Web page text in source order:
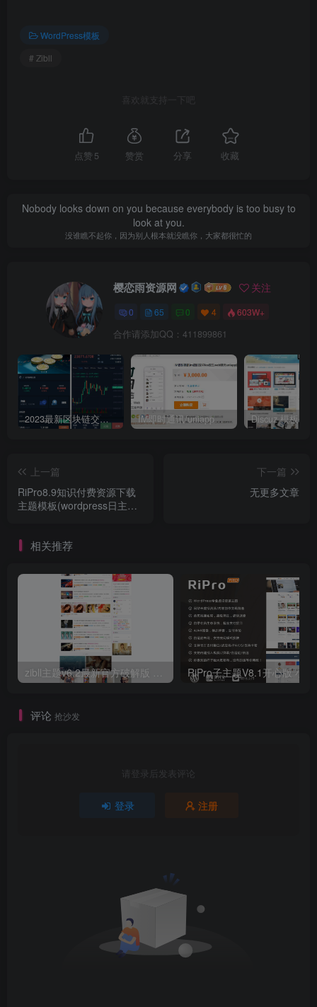
优化由于 jsdelivr CDN 在2月起国内访问异常导致的后
台变慢的问题
修复 WP5.9.1 版本下底部页脚的 LOGO 尺寸错误的 bug
bug
修复全局弹窗功能可能会出现报错的 bug
修复文章内有折叠模块时，刀客源码文章目录可能无法
正确定位的 bug
修复付费资源的链接为带参数的网址时可能会出错的
bug
修复支付弹窗的微信支付宝 logo 不显示的 bug
修复个人信息模块按钮2 选择错误的 bug
WordPress模板
# Zibll
喜欢就支持一下吧
点赞 5 赞赏 分享 收藏
Nobody looks down on you because everybody is too busy to
look at you.
没谁瞧不起你，因为别人根本就没瞧你，大家都很忙的
樱恋雨资源网 关注
0 65 0 4 603W+
合作请添加QQ：411899861
2023最新区块链交易所源码 k线正常 全开源带vue源码 带搭建安装教程 IM即时通讯/uniapp版本/交友APP视频聊天/im源码安卓ios原生web聊天/带搭建视频教程
上一篇
RiPro8.9知识付费资源下载
主题模板(wordpress日主题
下一篇
无更多文章
相关推荐
评论 抢沙发
请登录后发表评论
登录 注册